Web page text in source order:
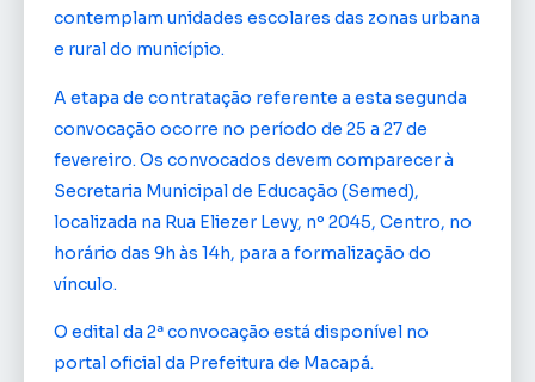
contemplam unidades escolares das zonas urbana
e rural do município.
A etapa de contratação referente a esta segunda
convocação ocorre no período de 25 a 27 de
fevereiro. Os convocados devem comparecer à
Secretaria Municipal de Educação (Semed),
localizada na Rua Eliezer Levy, nº 2045, Centro, no
horário das 9h às 14h, para a formalização do
vínculo.
O edital da 2ª convocação está disponível no
portal oficial da Prefeitura de Macapá.